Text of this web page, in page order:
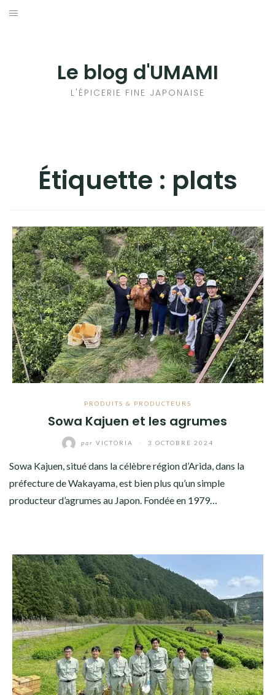
Aller
Le blog d'UMAMI
L'ÉPICERIE FINE JAPONAISE
Étiquette : plats
PRODUITS & PRODUCTEURS
Sowa Kajuen et les agrumes
par VICTORIA 3 OCTOBRE 2024
Sowa Kajuen, situé dans la célèbre région d’Arida, dans la
préfecture de Wakayama, est bien plus qu’un simple
producteur d’agrumes au Japon. Fondée en 1979…